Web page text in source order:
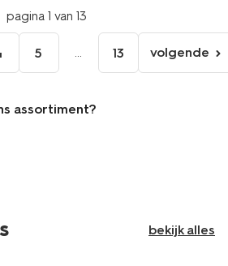
pagina 1 van 13
5 ... 13
pagina
volgende
assortiment?
bekijk alles